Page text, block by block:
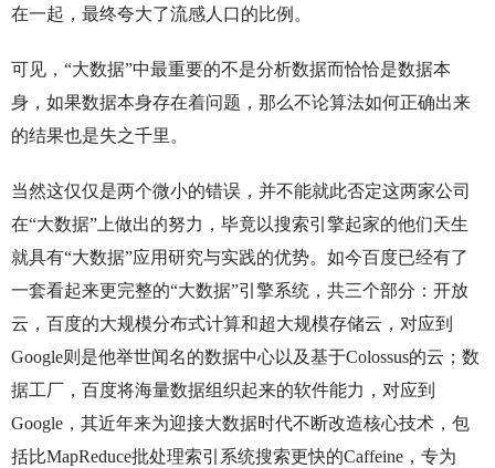
在一起，最终夸大了流感人口的比例。
可见，“大数据”中最重要的不是分析数据而恰恰是数据本
身，如果数据本身存在着问题，那么不论算法如何正确出来
的结果也是失之千里。
当然这仅仅是两个微小的错误，并不能就此否定这两家公司
在“大数据”上做出的努力，毕竟以搜索引擎起家的他们天生
就具有“大数据”应用研究与实践的优势。如今百度已经有了
一套看起来更完整的“大数据”引擎系统，共三个部分：开放
云，百度的大规模分布式计算和超大规模存储云，对应到
Google则是他举世闻名的数据中心以及基于Colossus的云；数
据工厂，百度将海量数据组织起来的软件能力，对应到
Google，其近年来为迎接大数据时代不断改造核心技术，包
括比MapReduce批处理索引系统搜索更快的Caffeine，专为